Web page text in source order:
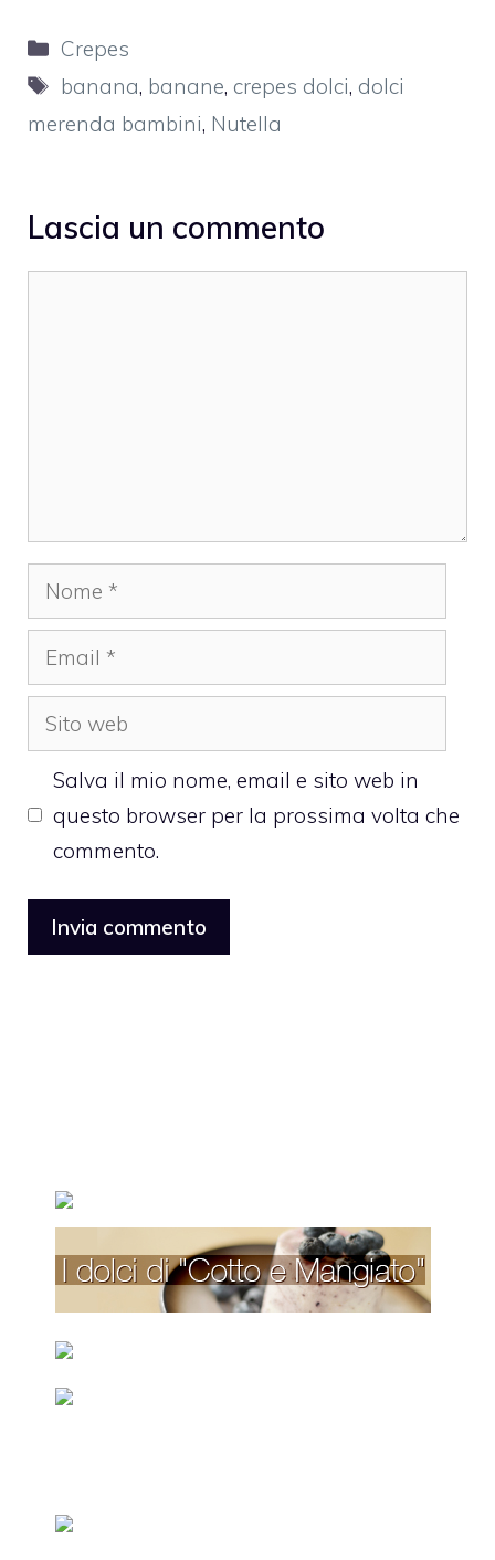
Categorie
Crepes
Tag
banana, banane, crepes dolci, dolci
merenda bambini, Nutella
Lascia un commento
Nome
Email
Sito
web
Salva il mio nome, email e sito web in
questo browser per la prossima volta che
commento.